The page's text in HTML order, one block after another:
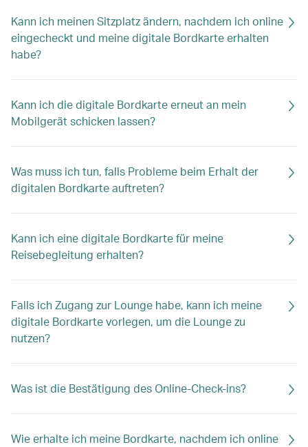
Kann ich meinen Sitzplatz ändern, nachdem ich online
eingecheckt und meine digitale Bordkarte erhalten
habe?
Kann ich die digitale Bordkarte erneut an mein
Mobilgerät schicken lassen?
Was muss ich tun, falls Probleme beim Erhalt der
digitalen Bordkarte auftreten?
Kann ich eine digitale Bordkarte für meine
Reisebegleitung erhalten?
Falls ich Zugang zur Lounge habe, kann ich meine
digitale Bordkarte vorlegen, um die Lounge zu
nutzen?
Was ist die Bestätigung des Online-Check-ins?
Wie erhalte ich meine Bordkarte, nachdem ich online